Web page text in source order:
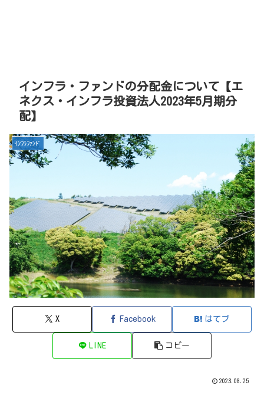
インフラ・ファンドの分配金について【エ
ネクス・インフラ投資法人2023年5月期分
配】
ｲﾝﾌﾗﾌｧﾝﾄﾞ
X Facebook はてブ
LINE コピー
2023.08.25